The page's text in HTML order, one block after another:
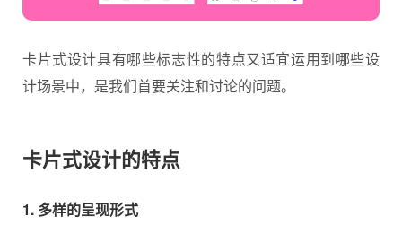
卡片式设计具有哪些标志性的特点又适宜运用到哪些设
计场景中，是我们首要关注和讨论的问题。
卡片式设计的特点
1. 多样的呈现形式